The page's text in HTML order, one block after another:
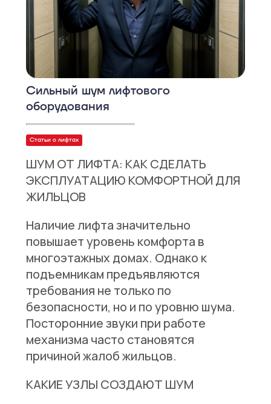
Сильный шум лифтового
оборудования
Статьи о лифтах
ШУМ ОТ ЛИФТА: КАК СДЕЛАТЬ
ЭКСПЛУАТАЦИЮ КОМФОРТНОЙ ДЛЯ
ЖИЛЬЦОВ
Наличие лифта значительно
повышает уровень комфорта в
многоэтажных домах. Однако к
подъемникам предъявляются
требования не только по
безопасности, но и по уровню шума.
Посторонние звуки при работе
механизма часто становятся
причиной жалоб жильцов.
КАКИЕ УЗЛЫ СОЗДАЮТ ШУМ